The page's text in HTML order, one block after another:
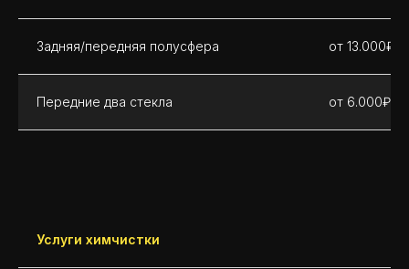
Задняя/передняя полусфера от 13.000₽
Передние два стекла от 6.000₽
Услуги химчистки